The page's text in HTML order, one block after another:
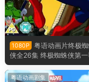
1080P
粤语动画片终极
侠全26集 终极蜘蛛侠第一
语版
粤语动画剧集